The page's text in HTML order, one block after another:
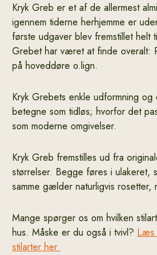
Kryk Greb er et af de allermest
igennem tiderne herhjemme er
første udgaver blev fremstillet helt
Grebet har været at finde overalt:
på hoveddøre o.lign.
Kryk Grebets enkle udformning
betegne som tidløs; hvorfor det
som moderne omgivelser.
Kryk Greb fremstilles ud fra
størrelser. Begge føres i ulakeret,
samme gælder naturligvis rosetter,
Mange spørger os om hvilken
hus. Måske er du også i tvivl? Læs
stilarter her